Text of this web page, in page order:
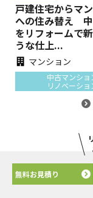
戸建住宅からマ
への住み替え
をリフォームで
うな仕上...
マンション
中古マンショ
リノベーショ
無料お見積り